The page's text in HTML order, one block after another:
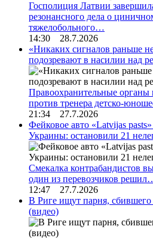
Госполиция Латвии
резонансного дела о
тяжелобольного…
14:30 28.7.2026
«Никаких сигналов раньше
подозревают в насилии над
Правоохранительные органы
против тренера детско-
21:34 27.7.2026
Фейковое авто «Latvijas
Украины: остановили 21
Смекалка контрабандистов
один из перевозчиков
12:47 27.7.2026
В Риге ищут парня, сбившего
(видео)